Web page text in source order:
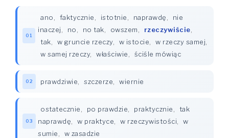
01
ano, faktycznie, istotnie, naprawdę,
nie
inaczej, no, no tak, owszem, rzeczywiście,
tak, w gruncie rzeczy, w istocie, w rzeczy samej,
w samej rzeczy, właściwie, ściśle mówiąc
02 prawdziwie, szczerze, wiernie
03
ostatecznie, po prawdzie, praktycznie,
tak
naprawdę, w praktyce, w rzeczywistości,
w
sumie, w zasadzie